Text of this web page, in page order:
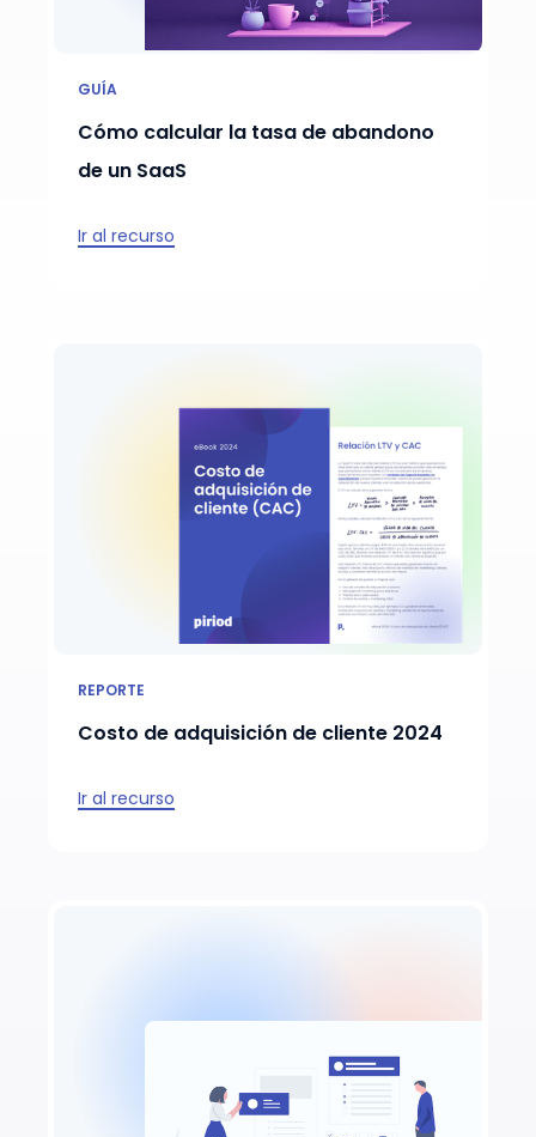
GUÍA
Cómo calcular la tasa de abandono
de un SaaS
Ir al recurso
REPORTE
Costo de adquisición de cliente 2024
Ir al recurso